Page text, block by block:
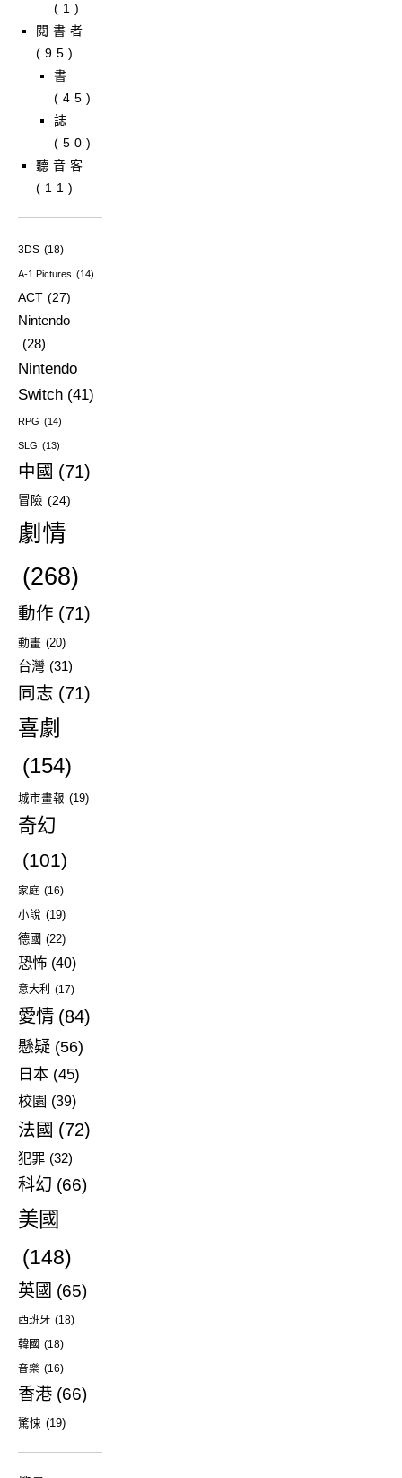
(1)
閱書者
(95)
書
(45)
誌
(50)
聽音客
(11)
3DS (18)
A-1 Pictures (14)
ACT (27)
Nintendo
(28)
Nintendo
Switch (41)
RPG (14)
SLG (13)
中國 (71)
冒險 (24)
劇情
(268)
動作 (71)
動畫 (20)
台灣 (31)
同志 (71)
喜劇
(154)
城市畫報 (19)
奇幻
(101)
家庭 (16)
小說 (19)
德國 (22)
恐怖 (40)
意大利 (17)
愛情 (84)
懸疑 (56)
日本 (45)
校園 (39)
法國 (72)
犯罪 (32)
科幻 (66)
美國
(148)
英國 (65)
西班牙 (18)
韓國 (18)
音樂 (16)
香港 (66)
驚悚 (19)